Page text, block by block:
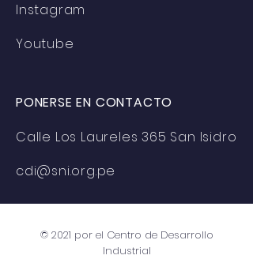
Instagram
Youtube
PONERSE EN CONTACTO
Calle Los Laureles 365 San Isidro
cdi@sni.org.pe
© 2021 por el Centro de Desarrollo
Industrial